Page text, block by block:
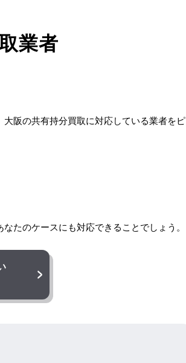
業者
阪の共有持分買取に対応している業者をピ
たのケースにも対応できることでしょう。